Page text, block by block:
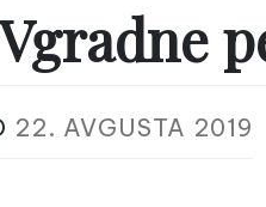
Vgradne
22. AVGUSTA 2019